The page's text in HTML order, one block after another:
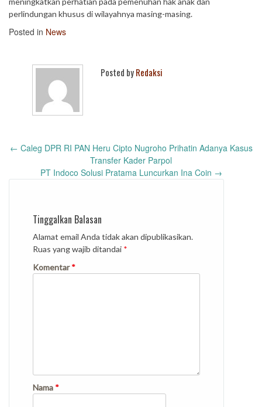
perlindungan khusus di wilayahnya masing-masing.
Posted in News
Posted byRedaksi
Post
← Caleg DPR RI PAN Heru Cipto Nugroho Prihatin Adanya Kasus
Transfer Kader Parpol
PT Indoco Solusi Pratama Luncurkan Ina Coin →
Tinggalkan Balasan
Alamat email Anda tidak akan dipublikasikan.
Ruas yang wajib ditandai *
Komentar*
Nama *